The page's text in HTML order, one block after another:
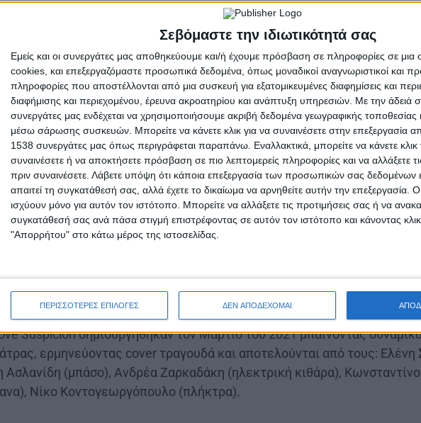
Σεβόμαστε την ιδιωτικότητά σας
Εμείς και οι συνεργάτες μας αποθηκεύουμε και/ή έχουμε πρόσβαση σε πληροφορίες σε
cookies, και επεξεργαζόμαστε προσωπικά δεδομένα, όπως μοναδικοί αναγνωριστικοί και
πληροφορίες που αποστέλλονται από μια συσκευή για εξατομικευμένες διαφημίσεις και
διαφήμισης και περιεχομένου, έρευνα ακροατηρίου και ανάπτυξη υπηρεσιών. Με την άδειά
συνεργάτες μας ενδέχεται να χρησιμοποιήσουμε ακριβή δεδομένα γεωγραφικής τοποθεσίας
μέσω σάρωσης συσκευών. Μπορείτε να κάνετε κλικ για να συναινέσετε στην επεξεργασία
1538 συνεργάτες μας όπως περιγράφεται παραπάνω. Εναλλακτικά, μπορείτε να κάνετε κλικ
συναινέσετε ή να αποκτήσετε πρόσβαση σε πιο λεπτομερείς πληροφορίες και να αλλάξετε
πριν συναινέσετε. Λάβετε υπόψη ότι κάποια επεξεργασία των προσωπικών σας δεδομένων
απαιτεί τη συγκατάθεσή σας, αλλά έχετε το δικαίωμα να αρνηθείτε αυτήν την επεξεργασία.
ισχύουν μόνο για αυτόν τον ιστότοπο. Μπορείτε να αλλάξετε τις προτιμήσεις σας ή να
συγκατάθεσή σας ανά πάσα στιγμή επιστρέφοντας σε αυτόν τον ιστότοπο και κάνοντας
"Απορρήτου" στο κάτω μέρος της ιστοσελίδας.
ΠΕΡΙΣΣΟΤΕΡΕΣ ΕΠΙΛΟΓΕΣ ΔΕΝ ΑΠΟΔΕΧΟΜΑΙ
πλατεία του Αγίου Γεωργίου της Πάτρας πρωτοχρονιάτικη
Suspicion δημιουργήθηκαν τον Μάρτιο του 2021 μπαίνοντας
ερμηνεύοντας cover τραγουδά και αποτελούνται από τους:
Ασλανίδη (μπάσο), Ανδρέα Ζαρκαδάκη (ηλεκτρική κιθάρα),
Νίκο Κοντογεωργόπουλο (πλήκτρα).